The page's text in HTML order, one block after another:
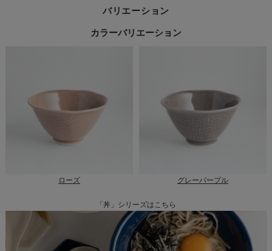
バリエーション
カラーバリエーション
ローズ グレーパープル
「丼」シリーズはこちら